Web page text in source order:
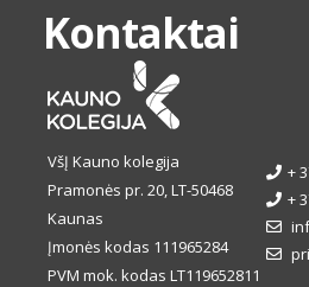
Kontaktai
VšĮ Kauno kolegija
Pramonės pr. 20, LT-50468
Kaunas
Įmonės kodas 111965284
PVM mok. kodas LT119652811
+
+